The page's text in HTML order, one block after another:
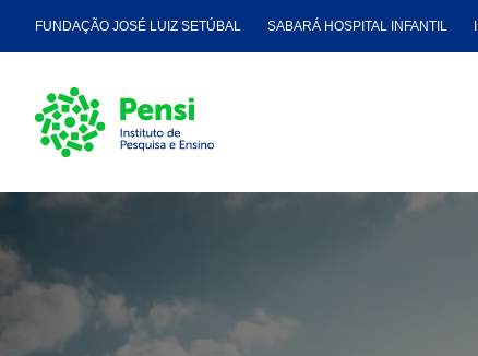
FUNDAÇÃO JOSÉ LUIZ SETÚBAL SABARÁ HOSPITAL INFANTIL